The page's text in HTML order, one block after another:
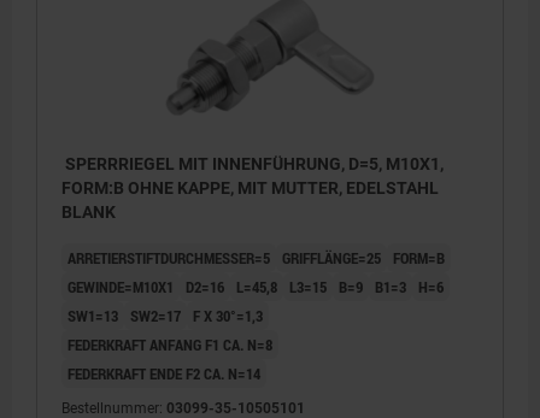
SPERRRIEGEL MIT INNENFÜHRUNG, D=5, M10X1,
FORM:B OHNE KAPPE, MIT MUTTER, EDELSTAHL
BLANK
ARRETIERSTIFTDURCHMESSER=5 GRIFFLÄNGE=25
FORM=B
GEWINDE=M10X1
D2=16 L=45,8 L3=15 B=9 B1=3
H=6
SW1=13
SW2=17
F X 30°=1,3
FEDERKRAFT ANFANG F1 CA. N=8
FEDERKRAFT ENDE F2 CA. N=14
Bestellnummer: 03099-35-10505101